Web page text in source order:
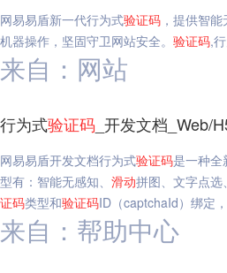
网易易盾新一代行为式验证码 ，提供智能
机器操作，坚固守卫网站安全。 验证码,
来自：网站
行为式验证码 _开发文档_Web/
网易易盾开发文档行为式验证码是一种
型有：智能无感知、 滑动拼图、文字点
证码类型和验证码ID（captchaId）绑定
来自：帮助中心